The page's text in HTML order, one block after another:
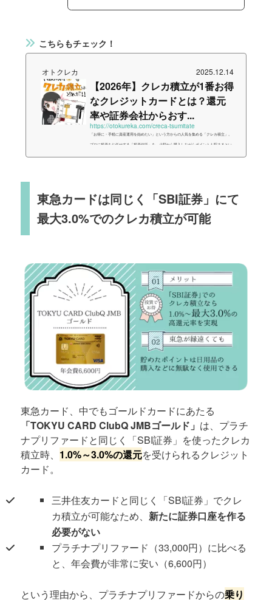
こちらもチェック！
オトクレカ 2025.12.14
【2026年】クレカ積立が1番お得
なクレジットカードとは？還元
率や証券会社からおす...
https://otokureka.com/creca-tsumitate
「お得に・手軽に資産運用を始めたい」という方からの人気を集める「クレカ積立」。
プロに投資をお任せする「投資信託」を、小額から購入しながらポイントも貯まるとい
を踏まえて、2025年12月にまとめ...
東急カードは同じく「SBI証券」にて
最大3.0%でのクレカ積立が可能
東急カード、中でもゴールドカードにあたる
「TOKYU CARD ClubQ JMBゴールド」 は、プラチ
ナプリファードと同じく「SBI証券」を使ったクレカ
積立時、 1.0%～3.0%の還元を受けられるクレジット
カード。
三井住友カードと同じく「SBI証券」でクレ
カ積立が可能なため、新たに証券口座を作る
必要がない
プラチナプリファード（33,000円）に比べる
と、年会費が非常に安い（6,600円）
という理由から、プラチナプリファードからの乗り